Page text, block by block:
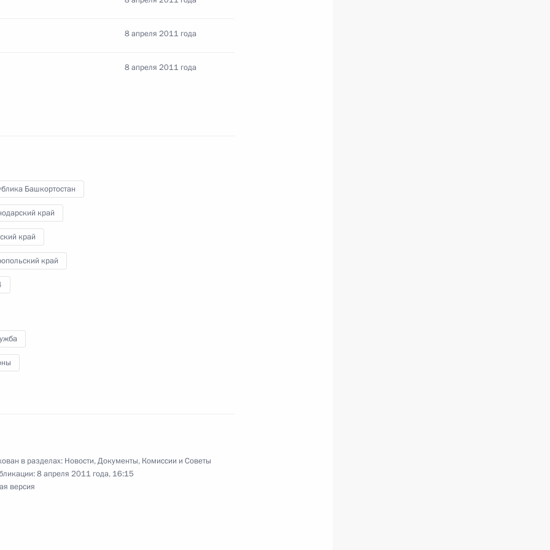
освобождении
первоочередных мер,
8 апреля 2011 года
8 апреля 2011 года
Башкортостан
край
край
край
в разделах: Новости,Документы, Комиссии и Советы
8 апреля 2011 года, 16:15
версия